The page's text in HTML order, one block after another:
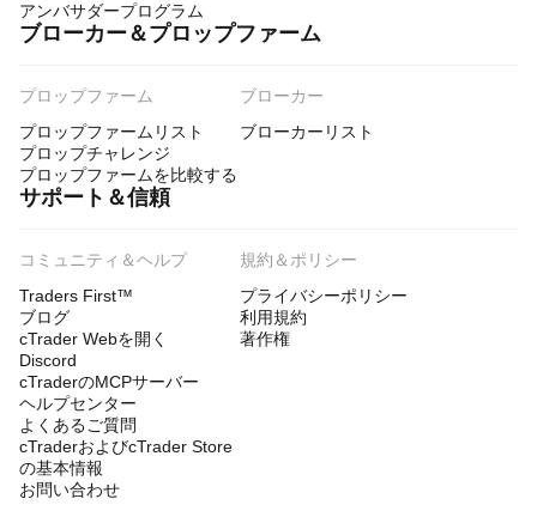
アンバサダープログラム
ブローカー＆プロップファーム
プロップファーム
プロップファームリスト
プロップチャレンジ
プロップファームを比較する
ブローカー
ブローカーリスト
サポート＆信頼
コミュニティ＆ヘルプ
Traders First™
ブログ
cTrader Webを開く
Discord
cTraderのMCPサーバー
ヘルプセンター
よくあるご質問
cTraderおよびcTrader Store
の基本情報
お問い合わせ
規約＆ポリシー
プライバシーポリシー
利用規約
著作権